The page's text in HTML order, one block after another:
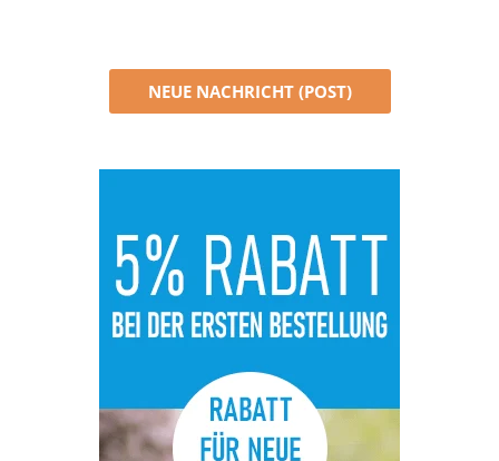
NEUE NACHRICHT (POST)